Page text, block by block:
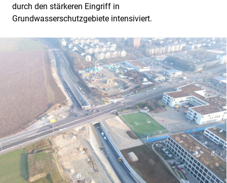
durch den stärkeren Eingriff in
Grundwasserschutzgebiete intensiviert.